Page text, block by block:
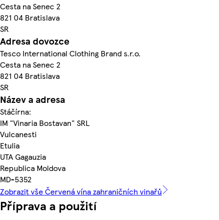
Cesta na Senec 2
821 04 Bratislava
SR
Adresa dovozce
Tesco International Clothing Brand s.r.o.
Cesta na Senec 2
821 04 Bratislava
SR
Název a adresa
Stáčírna:
IM "Vinaria Bostavan" SRL
Vulcanesti
Etulia
UTA Gagauzia
Republica Moldova
MD-5352
Zobrazit vše Červená vína zahraničních vinařů
Příprava a použití